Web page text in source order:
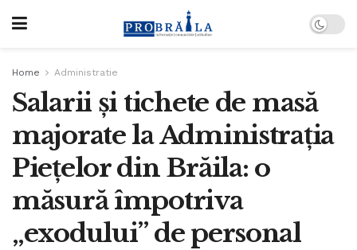
Home Administratie
Salarii și tichete de masă
majorate la Administrația
Piețelor din Brăila: o
măsură împotriva
„exodului” de personal